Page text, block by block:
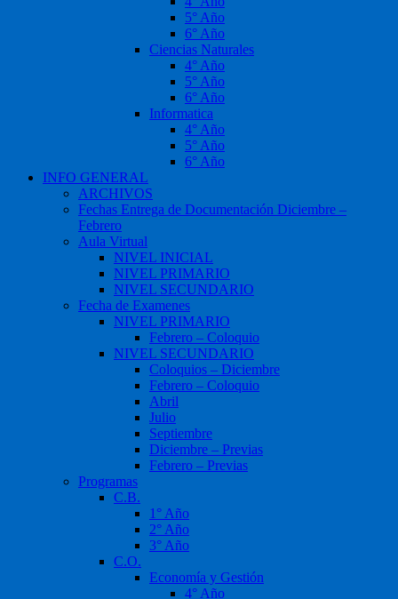
5° Año
6° Año
Ciencias Naturales
4° Año
5° Año
6° Año
Informatica
4° Año
5° Año
6° Año
INFO GENERAL
ARCHIVOS
Fechas Entrega de Documentación Diciembre –
Febrero
Aula Virtual
NIVEL INICIAL
NIVEL PRIMARIO
NIVEL SECUNDARIO
Fecha de Examenes
NIVEL PRIMARIO
Febrero – Coloquio
NIVEL SECUNDARIO
Coloquios – Diciembre
Febrero – Coloquio
Abril
Julio
Septiembre
Diciembre – Previas
Febrero – Previas
Programas
C.B.
1° Año
2° Año
3° Año
C.O.
Economía y Gestión
4° Año